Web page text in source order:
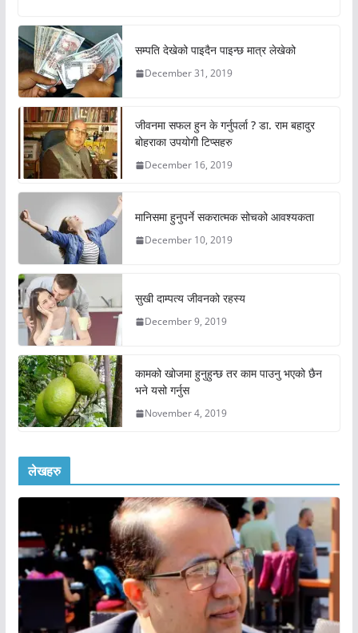
सम्पति देखेको पाइदैन पाइन्छ मात्र लेखेको
December 31, 2019
जीवनमा सफल हुन के गर्नुपर्ला ? डा. राम बहादुर
बोहराका उपयोगी टिप्सहरु
December 16, 2019
मानिसमा हुनुपर्ने सकरात्मक सोचको आवश्यकता
December 10, 2019
सुखी दाम्पत्य जीवनको रहस्य
December 9, 2019
कामको खोजमा हुनुहुन्छ तर काम पाउनु भएको छैन
भने यसो गर्नुस
November 4, 2019
लेखहरु